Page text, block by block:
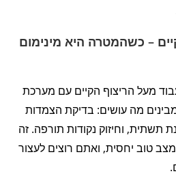
– כשהמטרה היא מינימום
מעל הריצוף הקיים עם מערכת
מה עושים: בדיקת הצמדות
תשתית, וחיזוק נקודות תורפה. זה
טוב יחסית, ואתם רוצים לעצור